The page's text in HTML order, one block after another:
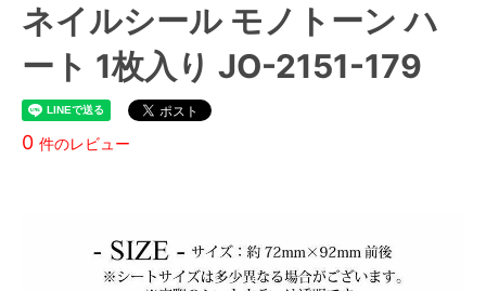
ネイルシール モノトーン ハ
ート 1枚入り JO-2151-179
0 件のレビュー